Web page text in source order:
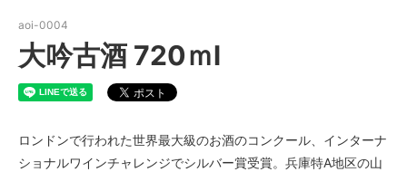
aoi-0004
大吟古酒 720ｍl
ロンドンで行われた世界最大級のお酒のコンクール、インターナ
ショナルワインチャレンジでシルバー賞受賞。兵庫特A地区の山